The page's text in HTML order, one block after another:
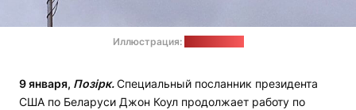
Иллюстрация:
9 января, Позірк.Специальный посланник президента
США по Беларуси Джон Коул продолжает работу по